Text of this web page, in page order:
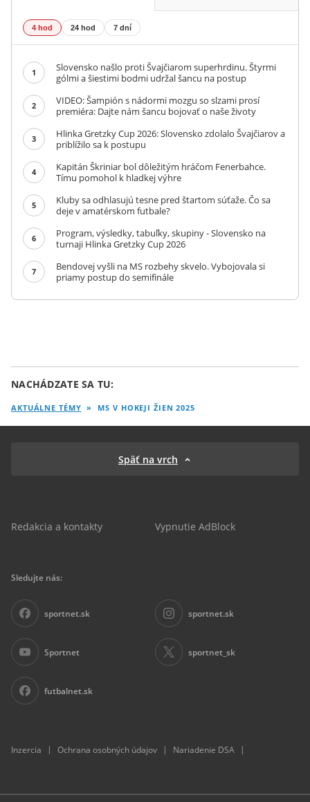
4 hod 24 hod 7 dní
1
Slovensko našlo proti Švajčiarom superhrdinu. Štyrmi
gólmi a šiestimi bodmi udržal šancu na postup
2
VIDEO: Šampión s nádormi mozgu so slzami prosí
premiéra: Dajte nám šancu bojovať o naše životy
3
Hlinka Gretzky Cup 2026: Slovensko zdolalo Švajčiarov a
priblížilo sa k postupu
4
Kapitán Škriniar bol dôležitým hráčom Fenerbahce.
Tímu pomohol k hladkej výhre
5
Kluby sa odhlasujú tesne pred štartom súťaže. Čo sa
deje v amatérskom futbale?
6
Program, výsledky, tabuľky, skupiny - Slovensko na
turnaji Hlinka Gretzky Cup 2026
7
Bendovej vyšli na MS rozbehy skvelo. Vybojovala si
priamy postup do semifinále
NACHÁDZATE SA TU:
AKTUÁLNE TÉMY » MS V HOKEJI ŽIEN 2025
Späť na vrch
Redakcia a kontakty Vypnutie AdBlock
Sledujte nás:
sportnet.sk sportnet.sk
Sportnet sportnet_sk
futbalnet.sk
Inzercia | Ochrana osobných údajov | Nariadenie DSA |